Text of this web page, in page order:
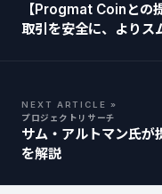
【Progmat Coinとの
取引を安全に、より
NEXT ARTICLE »
プロジェクトリサーチ
サム・アルトマン氏
を解説